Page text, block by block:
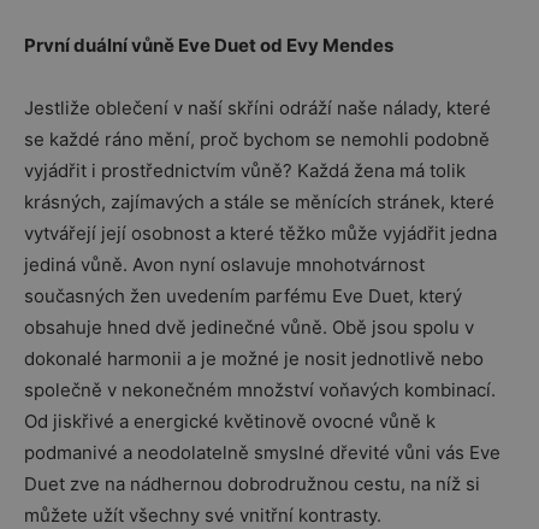
První duální vůně Eve Duet od Evy Mendes
Jestliže oblečení v naší skříni odráží naše nálady, které
se každé ráno mění, proč bychom se nemohli podobně
vyjádřit i prostřednictvím vůně? Každá žena má tolik
krásných, zajímavých a stále se měnících stránek, které
vytvářejí její osobnost a které těžko může vyjádřit jedna
jediná vůně. Avon nyní oslavuje mnohotvárnost
současných žen uvedením parfému Eve Duet, který
obsahuje hned dvě jedinečné vůně. Obě jsou spolu v
dokonalé harmonii a je možné je nosit jednotlivě nebo
společně v nekonečném množství voňavých kombinací.
Od jiskřivé a energické květinově ovocné vůně k
podmanivé a neodolatelně smyslné dřevité vůni vás Eve
Duet zve na nádhernou dobrodružnou cestu, na níž si
můžete užít všechny své vnitřní kontrasty.